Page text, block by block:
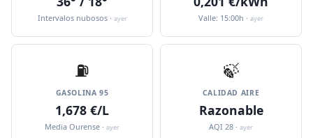
Intervalos nubosos · ayer Valle: 15:00h · ayer
⛽️
GASOLINA 95
1,678 €/L
Media Ourense · ayer
🍃
CALIDAD AIRE
Razonable
AQI 28 · ayer